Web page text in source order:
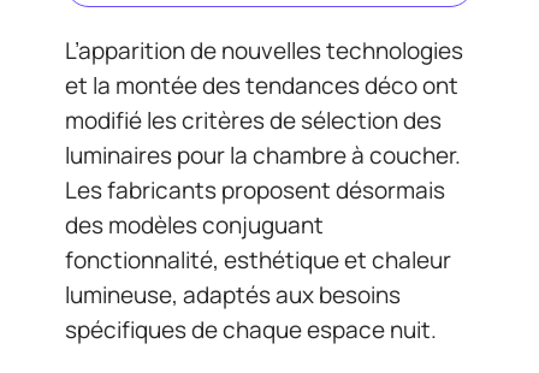
L’apparition de nouvelles technologies
et la montée des tendances déco ont
modifié les critères de sélection des
luminaires pour la chambre à coucher.
Les fabricants proposent désormais
des modèles conjuguant
fonctionnalité, esthétique et chaleur
lumineuse, adaptés aux besoins
spécifiques de chaque espace nuit.